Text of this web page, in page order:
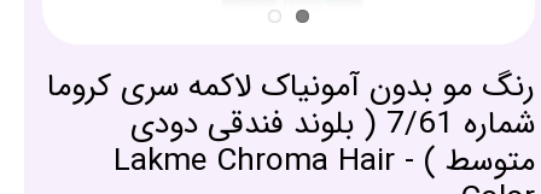
رنگ مو بدون آمونیاک لاکمه سری کروما
شماره 7/61 ( بلوند فندقی دودی
متوسط ) - Lakme Chroma Hair